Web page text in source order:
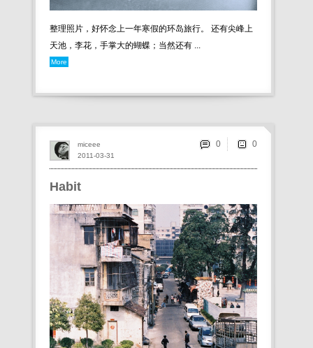
整理照片，好怀念上一年寒假的环岛旅行。 还有尖峰上
天池，李花，手掌大的蝴蝶；当然还有 ...
More
Habit
2011-03-31
miceee 0